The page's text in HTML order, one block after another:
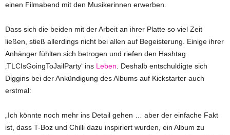
einen Filmabend mit den Musikerinnen erwerben.
Dass sich die beiden mit der Arbeit an ihrer Platte so viel Zeit
ließen, stieß allerdings nicht bei allen auf Begeisterung. Einige ihrer
Anhänger fühlten sich betrogen und riefen den Hashtag
‚TLCIsGoingToJailParty‘ ins Leben . Deshalb entschuldigte sich
Diggins bei der Ankündigung des Albums auf Kickstarter auch
erstmal:
„Ich könnte noch mehr ins Detail gehen … aber der einfache Fakt
ist, dass T-Boz und Chilli dazu inspiriert wurden, ein Album zu